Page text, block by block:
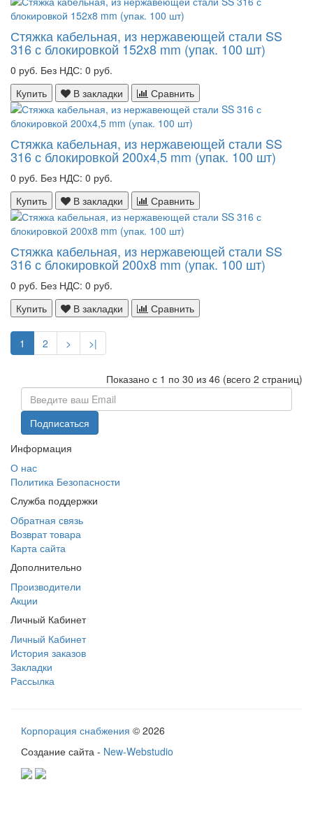
Стяжка кабельная, из нержавеющей стали SS
316 с блокировкой 152x8 mm (упак. 100 шт)
0 руб. Без НДС: 0 руб.
Купить
В закладки Сравнить
Стяжка кабельная, из нержавеющей стали SS
316 с блокировкой 200x4,5 mm (упак. 100 шт)
0 руб. Без НДС: 0 руб.
Купить
В закладки Сравнить
Стяжка кабельная, из нержавеющей стали SS
316 с блокировкой 200x8 mm (упак. 100 шт)
0 руб. Без НДС: 0 руб.
Купить
В закладки Сравнить
1 2 > >|
Показано с 1 по 30 из 46 (всего 2 страниц)
Информация
О нас
Политика Безопасности
Служба поддержки
Обратная связь
Возврат товара
Карта сайта
Дополнительно
Производители
Акции
Личный Кабинет
Личный Кабинет
История заказов
Закладки
Рассылка
Корпорация снабжения © 2026
Создание сайта - New-Webstudio